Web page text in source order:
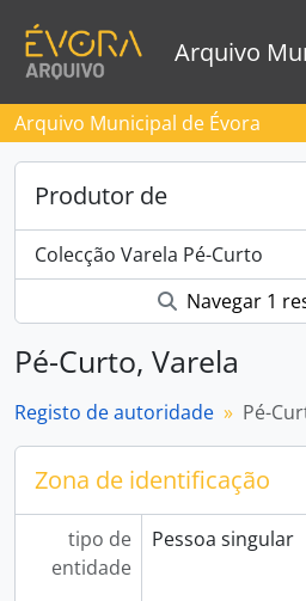
Arquivo
Arquivo Municipal de Évora
Produtor de
Colecção Varela Pé-Curto
Navegar 1
Pé-Curto, Varela
Registo de autoridade Pé-
Zona de identificação
tipo de
entidade
Pessoa singular